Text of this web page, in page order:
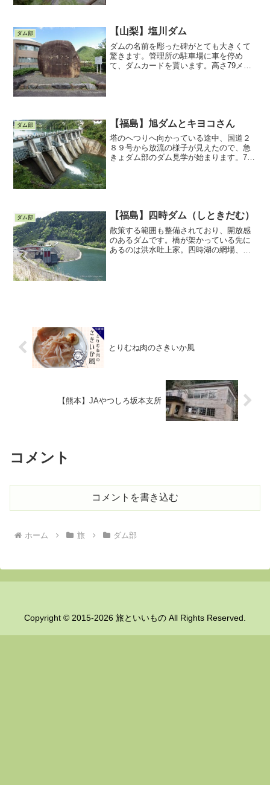
新穂第二ダ...
ダム部 【山梨】塩川ダム
ダムの名前を彫った碑がとても大きくて
驚きます。管理所の駐車場に車を停め
て、ダムカードを貰います。高さ79メー
ダム部 【福島】旭ダムとキヨコさん
塔のへつりへ向かっている途中、国道２
８９号から放流の様子が見えたので、急
きょダム部のダム見学が始まります。7門
ダム部 【福島】四時ダム（しときだむ）
散策する範囲も整備されており、開放感
のあるダムです。橋が架かっている先に
あるのは洪水吐上家。四時湖の網場、右
とりむね肉のさきいか風
【熊本】JAやつしろ坂本支所
コメント
コメントを書き込む
ホーム 旅 ダム部
Copyright © 2015-2026 旅といいもの All Rights Reserved.